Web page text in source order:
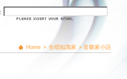
Home > 合唱知識家 > 音樂家小語